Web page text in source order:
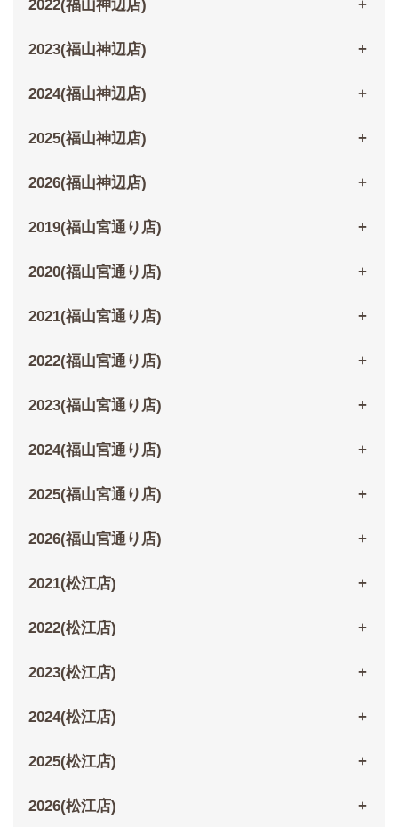
2022(福山神辺店)
2023(福山神辺店)
2024(福山神辺店)
2025(福山神辺店)
2026(福山神辺店)
2019(福山宮通り店)
2020(福山宮通り店)
2021(福山宮通り店)
2022(福山宮通り店)
2023(福山宮通り店)
2024(福山宮通り店)
2025(福山宮通り店)
2026(福山宮通り店)
2021(松江店)
2022(松江店)
2023(松江店)
2024(松江店)
2025(松江店)
2026(松江店)